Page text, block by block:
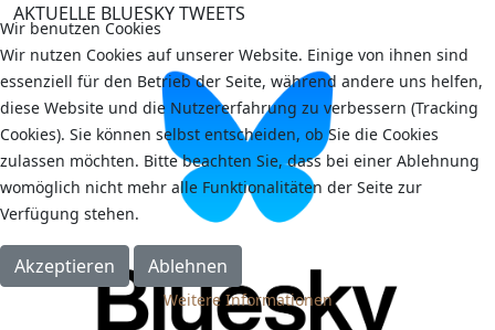
AKTUELLE BLUESKY TWEETS
Wir benutzen Cookies
Wir nutzen Cookies auf unserer Website. Einige von ihnen sind
essenziell für den Betrieb der Seite, während andere uns helfen,
diese Website und die Nutzererfahrung zu verbessern (Tracking
Cookies). Sie können selbst entscheiden, ob Sie die Cookies
zulassen möchten. Bitte beachten Sie, dass bei einer Ablehnung
womöglich nicht mehr alle Funktionalitäten der Seite zur
Verfügung stehen.
Akzeptieren Ablehnen
Weitere Informationen